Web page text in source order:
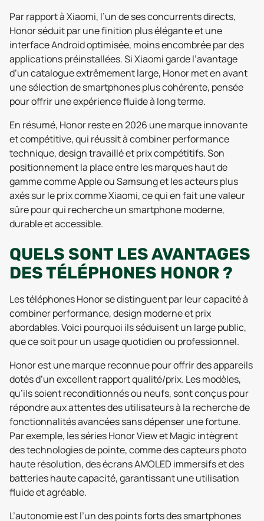
Par rapport à Xiaomi, l’un de ses concurrents directs,
Honor séduit par une finition plus élégante et une
interface Android optimisée, moins encombrée par des
applications préinstallées. Si Xiaomi garde l’avantage
d’un catalogue extrêmement large, Honor met en avant
une sélection de smartphones plus cohérente, pensée
pour offrir une expérience fluide à long terme.
En résumé, Honor reste en 2026 une marque innovante
et compétitive, qui réussit à combiner performance
technique, design travaillé et prix compétitifs. Son
positionnement la place entre les marques haut de
gamme comme Apple ou Samsung et les acteurs plus
axés sur le prix comme Xiaomi, ce qui en fait une valeur
sûre pour qui recherche un smartphone moderne,
durable et accessible.
QUELS SONT LES AVANTAGES
DES TÉLÉPHONES HONOR ?
Les téléphones Honor se distinguent par leur capacité à
combiner performance, design moderne et prix
abordables. Voici pourquoi ils séduisent un large public,
que ce soit pour un usage quotidien ou professionnel.
Honor est une marque reconnue pour offrir des appareils
dotés d’un excellent rapport qualité/prix. Les modèles,
qu’ils soient reconditionnés ou neufs, sont conçus pour
répondre aux attentes des utilisateurs à la recherche de
fonctionnalités avancées sans dépenser une fortune.
Par exemple, les séries Honor View et Magic intègrent
des technologies de pointe, comme des capteurs photo
haute résolution, des écrans AMOLED immersifs et des
batteries haute capacité, garantissant une utilisation
fluide et agréable.
L’autonomie est l’un des points forts des smartphones